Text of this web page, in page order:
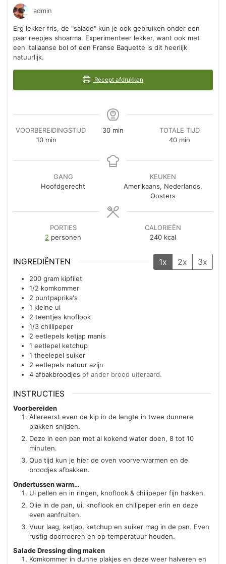
admin
Erg lekker fris, de "salade" kun je ook gebruiken onder een
paar reepjes shoarma. Experimenteer lekker, want ook met
een italiaanse bol of een Franse Baquette is dit heerlijk
natuurlijk.
Recept afdrukken
VOORBEREIDINGSTIJD
10minuten
min
30minuten
min
TOTALE TIJD
40minuten
min
GANG
Hoofdgerecht
KEUKEN
Amerikaans, Nederlands,
Oosters
PORTIES
2 personen
CALORIEËN
240 kcal
INGREDIËNTEN 1x 2x 3x
200 gram kipfilet
1/2 komkommer
2 puntpaprika's
1 kleine ui
2 teentjes knoflook
1/3 chillipeper
2 eetlepels ketjap manis
1 eetlepel ketchup
1 theelepel suiker
2 eetlepels natuur azijn
4 afbakbroodjes of ander brood uiteraard.
INSTRUCTIES
Voorbereiden
Allereerst even de kip in de lengte in twee dunnere
plakken snijden.
Deze in een pan met al kokend water doen, 8 tot 10
minuten.
Qua tijd kun je hier de oven voorverwarmen en de
broodjes afbakken.
Ondertussen warm…
Ui pellen en in ringen, knoflook & chilipeper fijn hakken.
Olie in de pan, ui, knoflook en chilipeper erin en deze
even aanfruiten.
Vuur laag, ketjap, ketchup en suiker mag in de pan. Even
rustig doorroeren en op temperatuur houden.
Salade Dressing ding maken
Komkommer in dunne plakjes en deze weer halveren en